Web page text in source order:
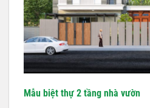
Mẫu biệt thự 2 tầng nhà vườn